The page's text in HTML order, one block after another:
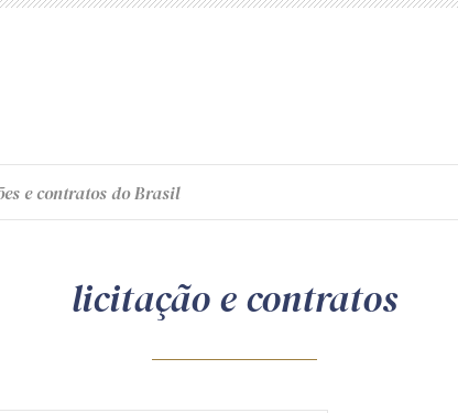
e contratos do Brasil
licitação e contratos